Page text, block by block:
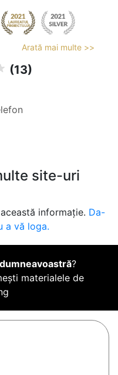
Arată mai multe >>
(13)
site-uri
informație. Da-
a vă loga.
?
materialele de